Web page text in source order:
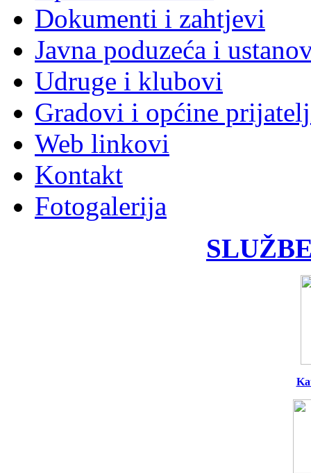
Dokumenti i zahtjevi
Javna poduzeća i
Udruge i klubovi
Gradovi i općine
Web linkovi
Kontakt
Fotogalerija